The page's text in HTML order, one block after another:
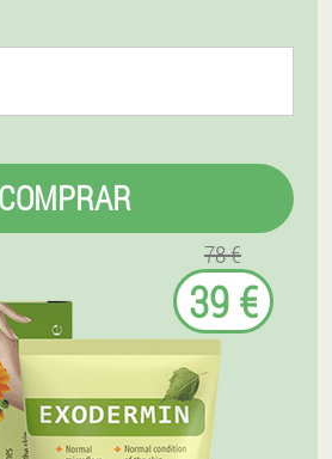
COMPRAR
78 €
39 €